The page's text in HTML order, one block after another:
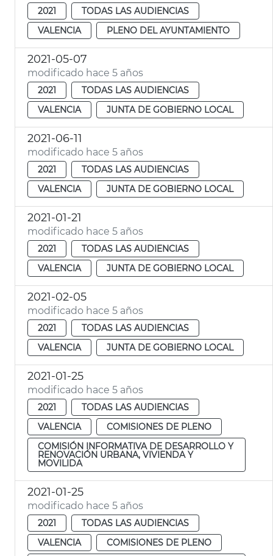
2021
TODAS LAS AUDIENCIAS
VALENCIA
PLENO DEL AYUNTAMIENTO
2021-05-07
modificado hace 5 años
2021
TODAS LAS AUDIENCIAS
VALENCIA
JUNTA DE GOBIERNO LOCAL
2021-06-11
modificado hace 5 años
2021
TODAS LAS AUDIENCIAS
VALENCIA
JUNTA DE GOBIERNO LOCAL
2021-01-21
modificado hace 5 años
2021
TODAS LAS AUDIENCIAS
VALENCIA
JUNTA DE GOBIERNO LOCAL
2021-02-05
modificado hace 5 años
2021
TODAS LAS AUDIENCIAS
VALENCIA
JUNTA DE GOBIERNO LOCAL
2021-01-25
modificado hace 5 años
2021
TODAS LAS AUDIENCIAS
VALENCIA
COMISIONES DE PLENO
COMISIÓN INFORMATIVA DE DESARROLLO Y
RENOVACIÓN URBANA, VIVIENDA Y
MOVILIDA
2021-01-25
modificado hace 5 años
2021
TODAS LAS AUDIENCIAS
VALENCIA
COMISIONES DE PLENO